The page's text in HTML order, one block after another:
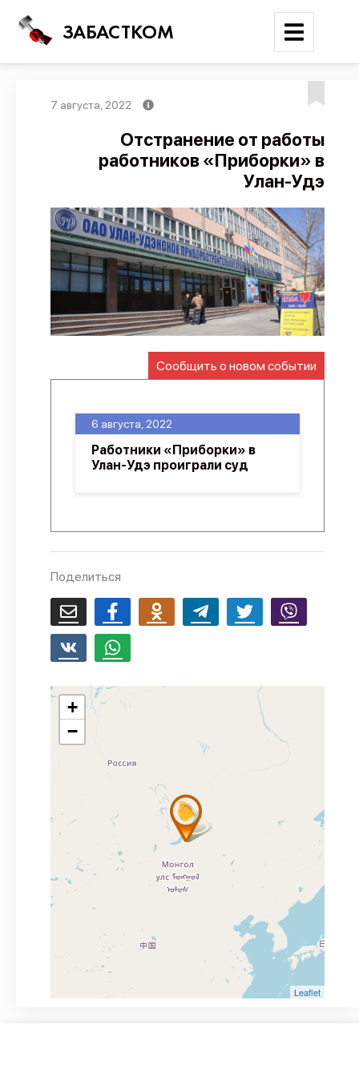
ЗАБАСТКОМ
Поиск
Карта событий
Трудовые конфликты
Отчеты
Предложить публикацию
Справочник
API
О проекте
7 августа, 2022
Отстранение от работы
работников «Приборки» в
Улан-Удэ
Сообщить о новом событии
6 августа, 2022
Работники «Приборки» в
Улан-Удэ проиграли суд
Поделиться
+
−
Leaflet